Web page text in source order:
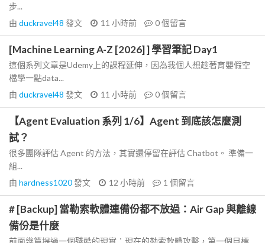
步...
由 duckravel48 發文 11 小時前 0個留言
[Machine Learning A-Z [2026] ] 學習筆記 Day1
這個系列文章是Udemy上的課程延伸，因為我個人想趁著育嬰假空
檔學一點data...
由 duckravel48 發文 11 小時前 0個留言
【Agent Evaluation 系列 1/6】Agent 到底該怎麼測
試？
很多團隊評估 Agent 的方法，其實還停留在評估 Chatbot。 準備一
組...
由 hardness1020發文 12 小時前 1 個留言
# [Backup] 當勒索軟體連備份都不放過：Air Gap 與離線
備份是什麼
前面幾篇提過一個殘酷的現實：現在的勒索軟體攻擊，第一個目標